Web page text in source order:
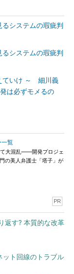
るシステムの瑕疵判
るシステムの瑕疵判
ていけ ～ 細川義
は必ずモメるの
覧
て大混乱――開発プロジェ
の美人弁護士「塔子」が
PR
返す? 本質的な改革
ット回線のトラブル